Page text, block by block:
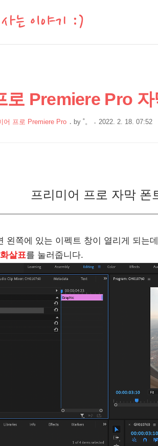
는 이야기 :)
로 Premiere Pro 자
어 프로 Premiere Pro by ˚。 2022. 2. 18. 07:52
프리미어 프로 자막 폰
왼쪽에 있는 이펙트 창이 열리게 되는
살표를 눌러줍니다.